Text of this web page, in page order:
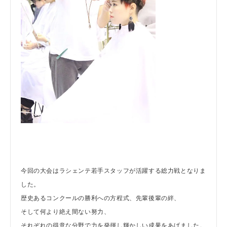
今回の大会はラシェンテ若手スタッフが活躍する総力戦となりま
した。
歴史あるコンクールの勝利への方程式、先輩後輩の絆、
そして何より絶え間ない努力、